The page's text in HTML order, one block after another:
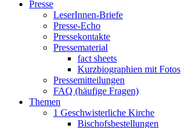
Presse
LeserInnen-Briefe
Presse-Echo
Pressekontakte
Pressematerial
fact sheets
Kurzbiographien mit Fotos
Pressemitteilungen
FAQ (häufige Fragen)
Themen
1 Geschwisterliche Kirche
Bischofsbestellungen